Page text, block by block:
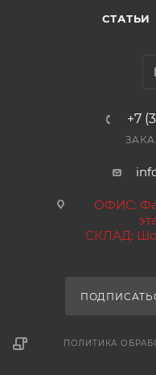
СТАТЬИ
+7
ОФИС:
СКЛАД:
ПОЛИТИКА